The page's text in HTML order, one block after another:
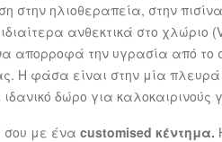
στην ηλιοθεραπεία, στην
ανθεκτικά στο χλώριο
απορροφά την υγρασία από
Η φάσα είναι στην μία
δώρο για καλοκαιρινούς
σου με ένα customised κέντημα.